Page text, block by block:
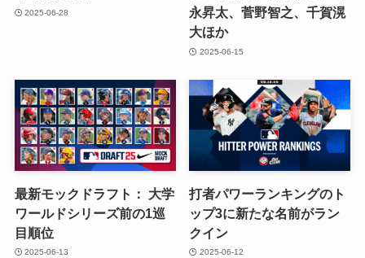
2025-06-28
永昇太、菅野智之、千賀滉
大ほか
2025-06-15
最新モックドラフト： 大学
ワールドシリーズ前の1巡
目順位
2025-06-13
打者パワーランキングのト
ップ3に新たな名前がラン
クイン
2025-06-12